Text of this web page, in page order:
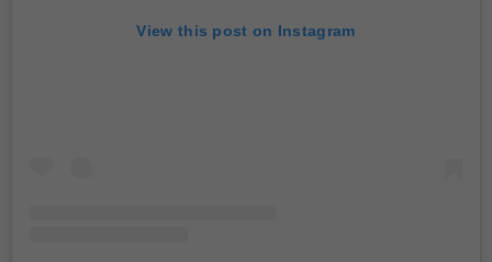
View this post on Instagram